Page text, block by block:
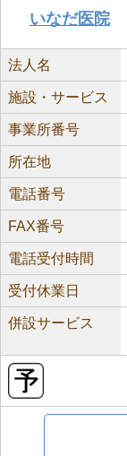
いなだ医院
法人名
施設・サービス
事業所番号
所在地
電話番号
FAX番号
電話受付時間
受付休業日
併設サービス